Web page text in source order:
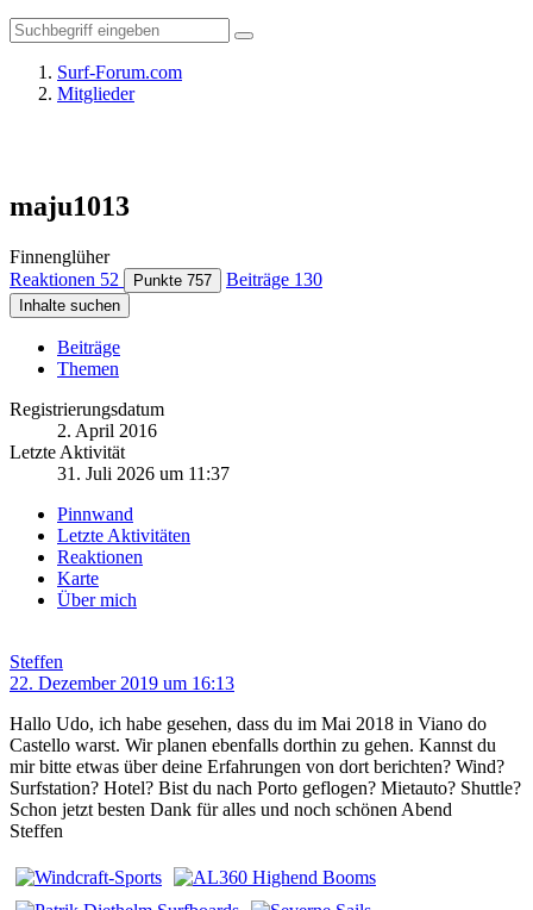
Surf-Forum.com
Mitglieder
maju1013
Finnenglüher
Reaktionen 52 Punkte 757 Beiträge 130
Inhalte suchen
Beiträge
Themen
Registrierungsdatum
2. April 2016
Letzte Aktivität
31. Juli 2026 um 11:37
Pinnwand
Letzte Aktivitäten
Reaktionen
Karte
Über mich
Steffen
22. Dezember 2019 um 16:13
Hallo Udo, ich habe gesehen, dass du im Mai 2018 in Viano do
Castello warst. Wir planen ebenfalls dorthin zu gehen. Kannst du
mir bitte etwas über deine Erfahrungen von dort berichten? Wind?
Surfstation? Hotel? Bist du nach Porto geflogen? Mietauto? Shuttle?
Schon jetzt besten Dank für alles und noch schönen Abend
Steffen